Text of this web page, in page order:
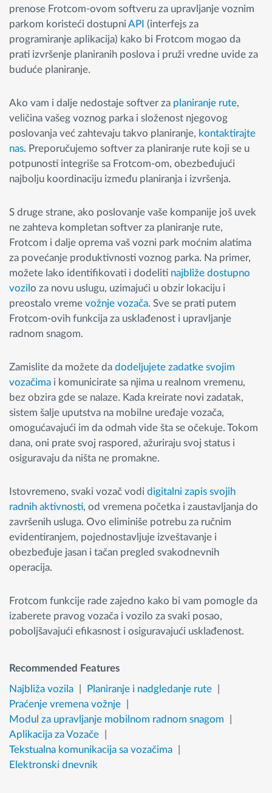
prenose Frotcom-ovom softveru za upravljanje voznim
parkom koristeći dostupni API (interfejs za
programiranje aplikacija) kako bi Frotcom mogao da
prati izvršenje planiranih poslova i pruži vredne uvide za
buduće planiranje.
Ako vam i dalje nedostaje softver za planiranje rute,
veličina vašeg voznog parka i složenost njegovog
poslovanja već zahtevaju takvo planiranje, kontaktirajte
nas. Preporučujemo softver za planiranje rute koji se u
potpunosti integriše sa Frotcom-om, obezbeđujući
najbolju koordinaciju između planiranja i izvršenja.
S druge strane, ako poslovanje vaše kompanije još uvek
ne zahteva kompletan softver za planiranje rute,
Frotcom i dalje oprema vaš vozni park moćnim alatima
za povećanje produktivnosti voznog parka. Na primer,
možete lako identifikovati i dodeliti najbliže dostupno
vozil o za novu uslugu, uzimajući u obzir lokaciju i
preostalo vreme vožnje vozača. Sve se prati putem
Frotcom-ovih funkcija za usklađenost i upravljanje
radnom snagom.
Zamislite da možete da dodeljujete zadatke svojim
vozačima i komunicirate sa njima u realnom vremenu,
bez obzira gde se nalaze. Kada kreirate novi zadatak,
sistem šalje uputstva na mobilne uređaje vozača,
omogućavajući im da odmah vide šta se očekuje. Tokom
dana, oni prate svoj raspored, ažuriraju svoj status i
osiguravaju da ništa ne promakne.
Istovremeno, svaki vozač vodi digitalni zapis svojih
radnih aktivnosti, od vremena početka i zaustavljanja do
završenih usluga. Ovo eliminiše potrebu za ručnim
evidentiranjem, pojednostavljuje izveštavanje i
obezbeđuje jasan i tačan pregled svakodnevnih
operacija.
Frotcom funkcije rade zajedno kako bi vam pomogle da
izaberete pravog vozača i vozilo za svaki posao,
poboljšavajući efikasnost i osiguravajući usklađenost.
Recommended Features
Najbliža vozila
Planiranje i nadgledanje rute
Praćenje vremena vožnje
Modul za upravljanje mobilnom radnom snagom
Aplikacija za Vozače
Tekstualna komunikacija sa vozačima
Elektronski dnevnik